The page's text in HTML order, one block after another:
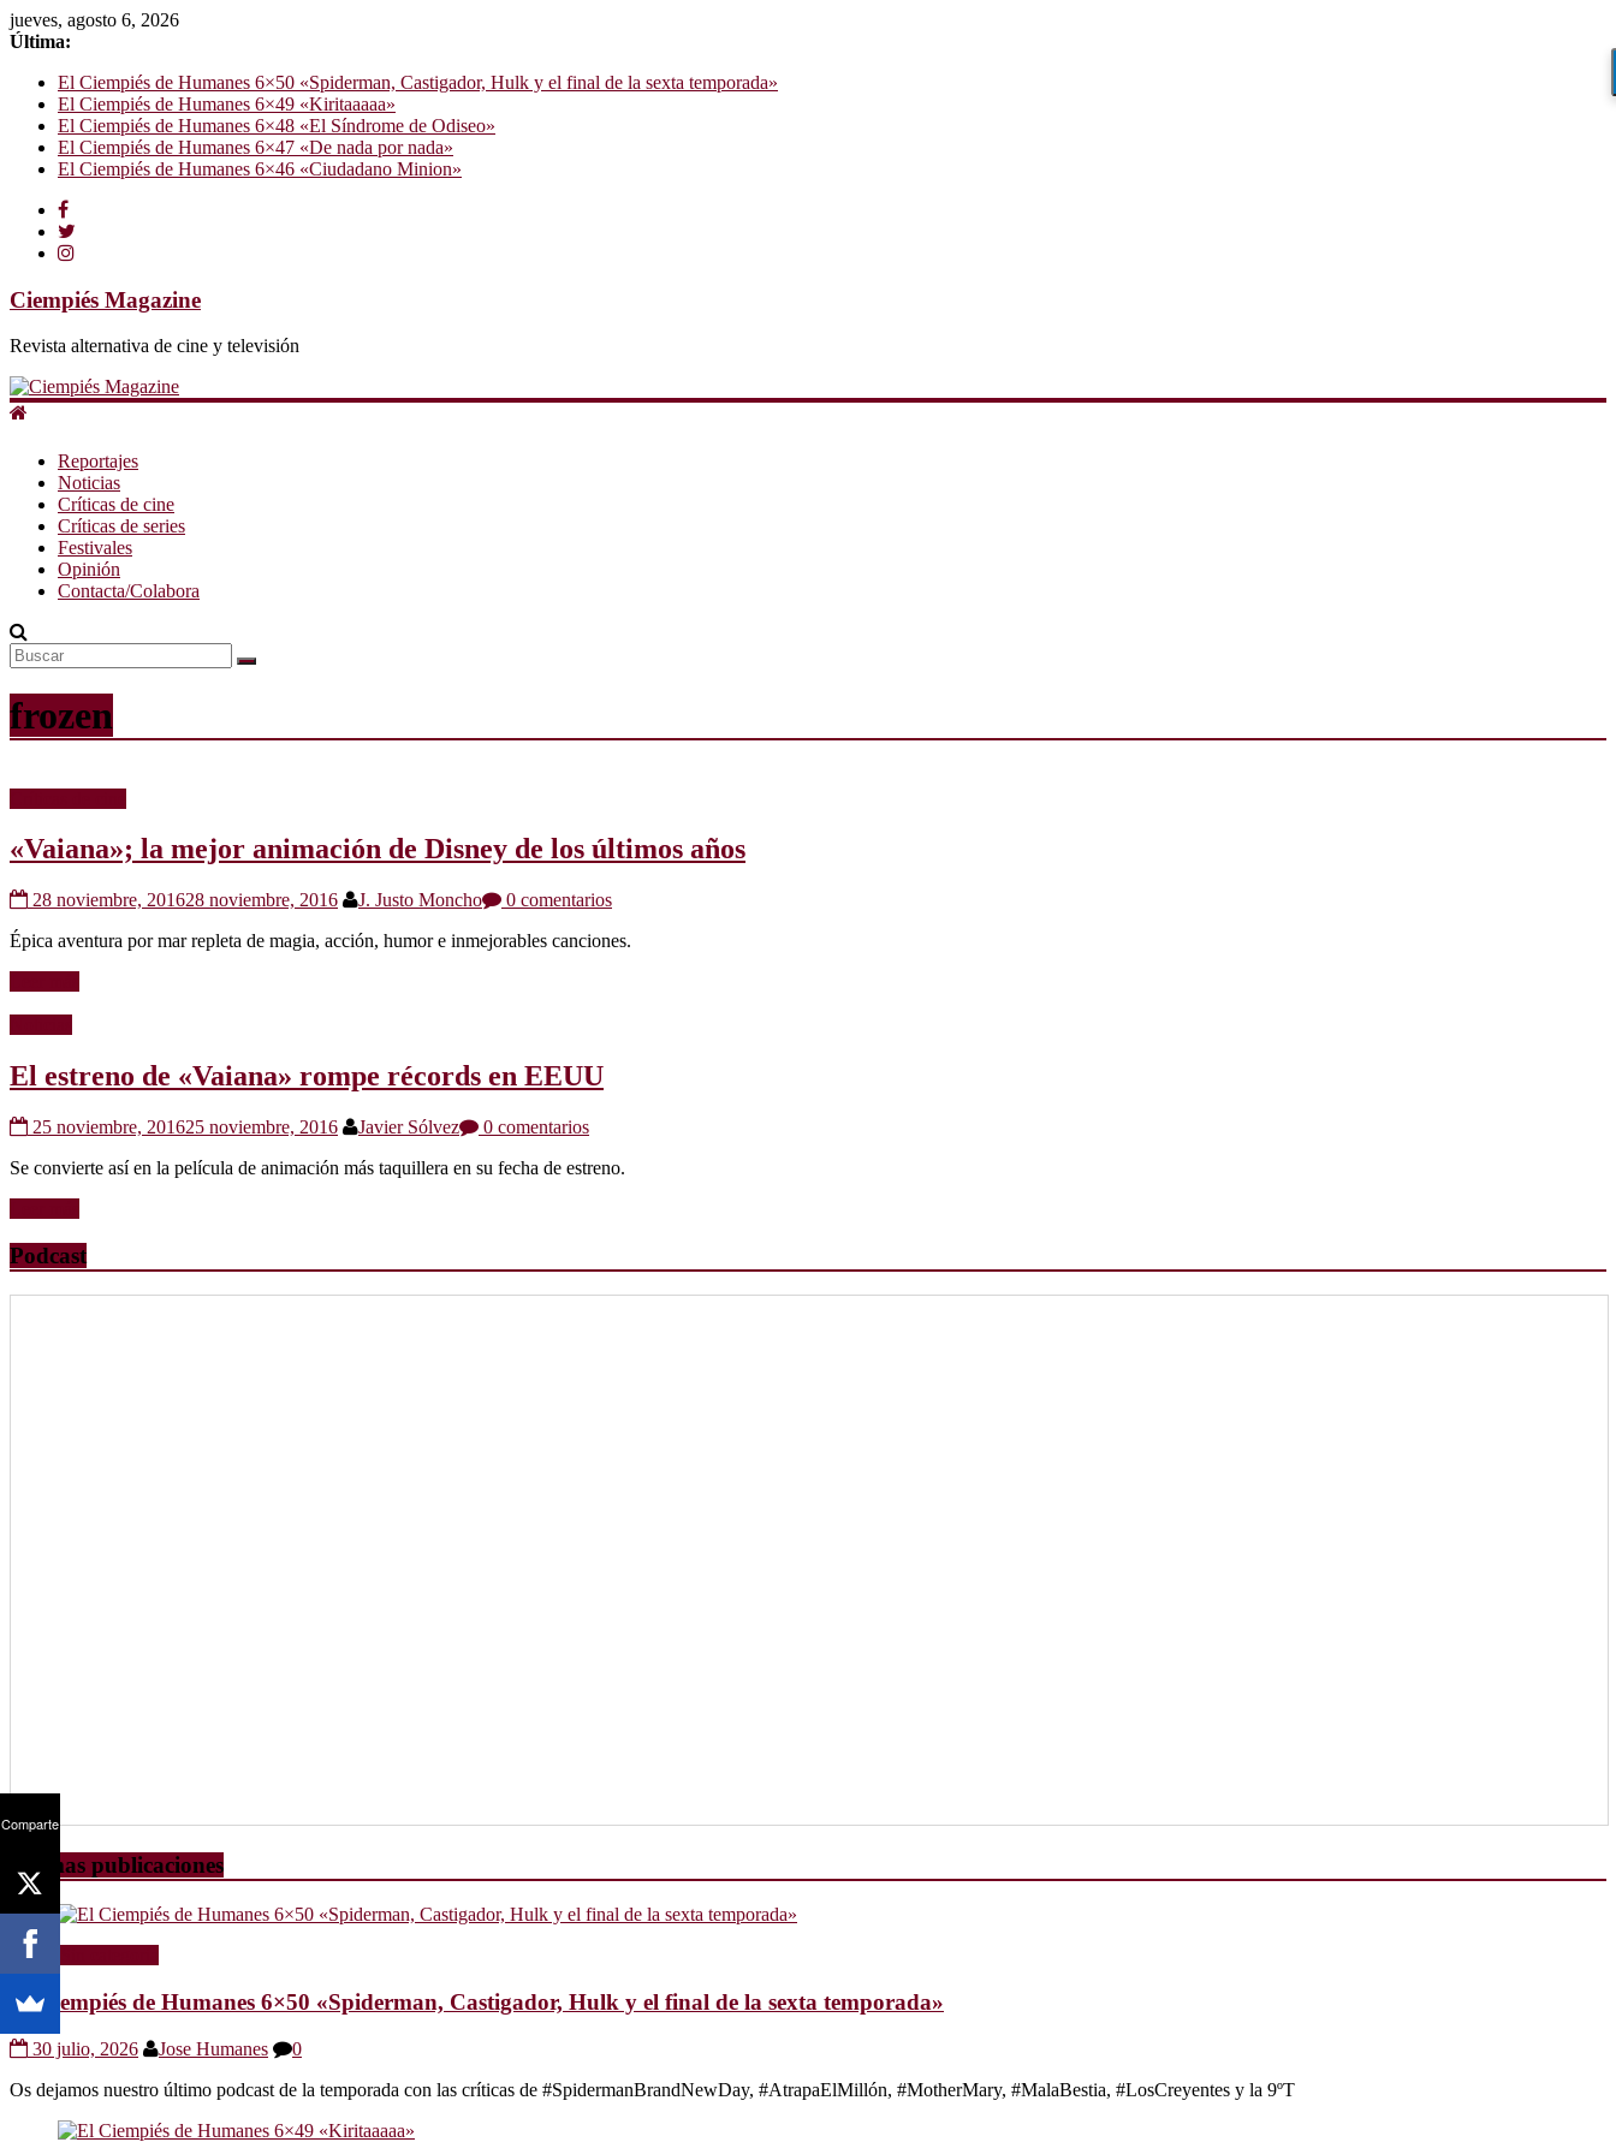
jueves, agosto 6, 2026
Última:
El Ciempiés de Humanes 6×50 «Spiderman, Castigador, Hulk y el final de la sexta temporada»
El Ciempiés de Humanes 6×49 «Kiritaaaaa»
El Ciempiés de Humanes 6×48 «El Síndrome de Odiseo»
El Ciempiés de Humanes 6×47 «De nada por nada»
El Ciempiés de Humanes 6×46 «Ciudadano Minion»
Ciempiés Magazine
Revista alternativa de cine y televisión
Reportajes
Noticias
Críticas de cine
Críticas de series
Festivales
Opinión
Contacta/Colabora
frozen
«Vaiana»; la mejor animación de Disney de los últimos años
28 noviembre, 201628 noviembre, 2016 J. Justo Moncho
0 comentarios
Épica aventura por mar repleta de magia, acción, humor e inmejorables canciones.
El estreno de «Vaiana» rompe récords en EEUU
25 noviembre, 201625 noviembre, 2016 Javier Sólvez
0 comentarios
Se convierte así en la película de animación más taquillera en su fecha de estreno.
Podcast
Últimas publicaciones
Radio
El Ciempiés de Humanes 6×50 «Spiderman, Castigador, Hulk y el final de la sexta temporada»
30 julio, 2026 Jose Humanes
0
Os dejamos nuestro último podcast de la temporada con las críticas de #SpidermanBrandNewDay, #AtrapaElMillón, #MotherMary, #MalaBestia, #LosCreyentes y la 9ºT
Comparte